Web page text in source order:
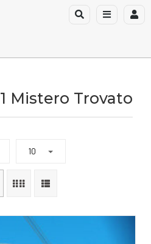
1 Mistero Trovato
10